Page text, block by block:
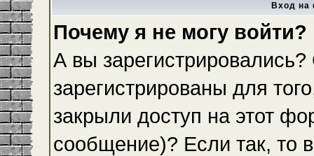
Вход на
Почему я не могу войти?
А вы
зарегистрированы для
закрыли доступ на этот
сообщение)? Если так, то